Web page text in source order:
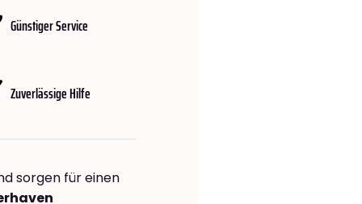
Günstiger Service
Zuverlässige Hilfe
sorgen für einen